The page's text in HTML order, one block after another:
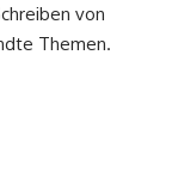
von
Themen.